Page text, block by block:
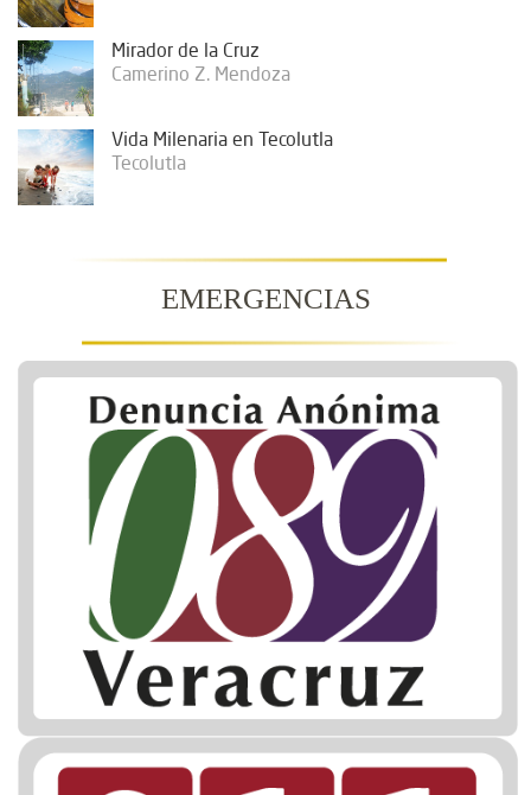
Mirador de la Cruz
Camerino Z. Mendoza
Vida Milenaria en Tecolutla
Tecolutla
EMERGENCIAS